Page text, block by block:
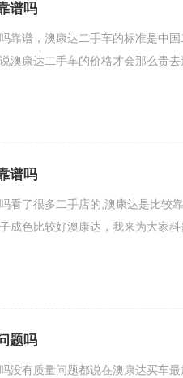
谱吗
靠谱，澳康达二手车的标准是中
澳康达二手车的价格才会那么贵
谱吗
看了很多二手店的,澳康达是比较
成色比较好澳康达，我来为大家
题吗
没有质量问题都说在澳康达买车